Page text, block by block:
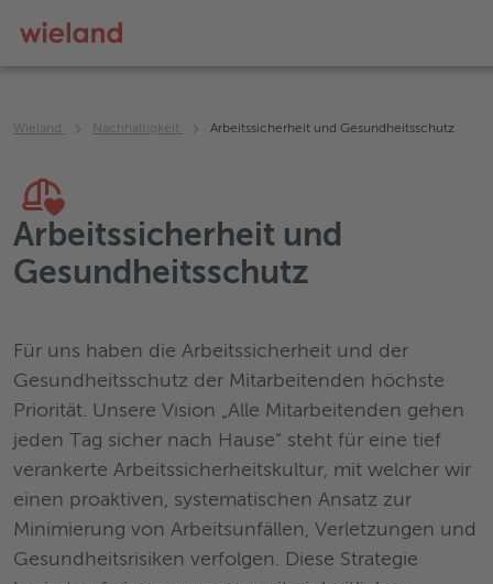
Wieland Nachhaltigkeit Arbeitssicherheit und Gesundheitsschutz
Arbeitssicherheit und
Gesundheitsschutz
Für uns haben die Arbeitssicherheit und der
Gesundheitsschutz der Mitarbeitenden höchste
Priorität. Unsere Vision „Alle Mitarbeitenden gehen
jeden Tag sicher nach Hause“ steht für eine tief
verankerte Arbeitssicherheitskultur, mit welcher wir
einen proaktiven, systematischen Ansatz zur
Minimierung von Arbeitsunfällen, Verletzungen und
Gesundheitsrisiken verfolgen. Diese Strategie